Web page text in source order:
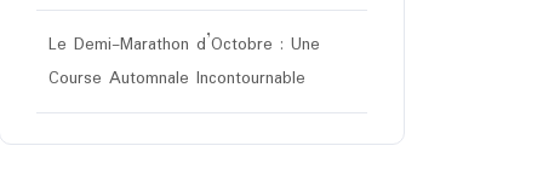
Le Demi-Marathon d’Octobre : Une
Course Automnale Incontournable